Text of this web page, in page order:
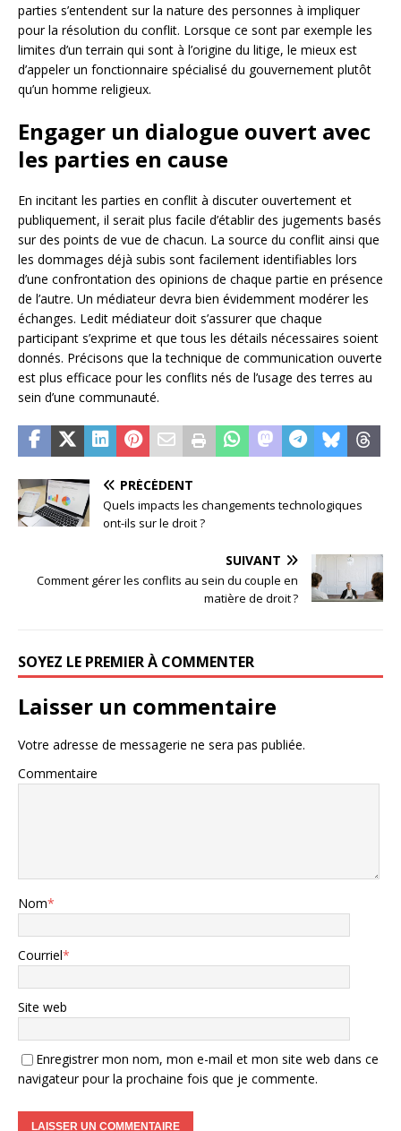
parties s’entendent sur la nature des personnes à impliquer
pour la résolution du conflit. Lorsque ce sont par exemple les
limites d’un terrain qui sont à l’origine du litige, le mieux est
d’appeler un fonctionnaire spécialisé du gouvernement plutôt
qu’un homme religieux.
Engager un dialogue ouvert avec
les parties en cause
En incitant les parties en conflit à discuter ouvertement et
publiquement, il serait plus facile d’établir des jugements basés
sur des points de vue de chacun. La source du conflit ainsi que
les dommages déjà subis sont facilement identifiables lors
d’une confrontation des opinions de chaque partie en présence
de l’autre. Un médiateur devra bien évidemment modérer les
échanges. Ledit médiateur doit s’assurer que chaque
participant s’exprime et que tous les détails nécessaires soient
donnés. Précisons que la technique de communication ouverte
est plus efficace pour les conflits nés de l’usage des terres au
sein d’une communauté.
PRÉCÉDENT
Quels impacts les changements technologiques
ont-ils sur le droit ?
SUIVANT
Comment gérer les conflits au sein du couple en
matière de droit ?
SOYEZ LE PREMIER À COMMENTER
Laisser un commentaire
Votre adresse de messagerie ne sera pas publiée.
Commentaire
Nom*
Courriel*
Site web
Enregistrer mon nom, mon e-mail et mon site web dans ce
navigateur pour la prochaine fois que je commente.